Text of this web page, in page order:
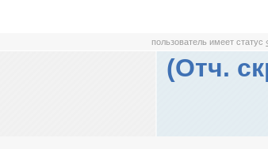
пользователь имеет статус
(Отч.